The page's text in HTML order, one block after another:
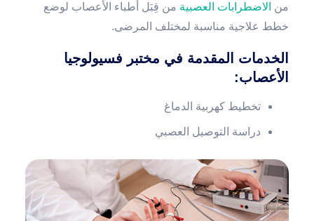
من الاضطرابات العصبية من قِبَل أطباء الأعصاب لوضع
خطط علاجية مناسبة لمختلف المرضى.
الخدمات المقدمة في مختبر فسيولوجيا
الأعصاب:
تخطيط كهربية الدماغ
دراسة التوصيل العصبي